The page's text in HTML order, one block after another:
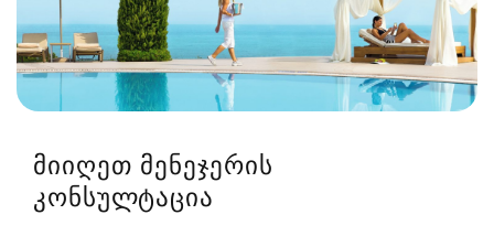
ᲛᲘᲘᲦᲔᲗ ᲛᲔᲜᲔᲯᲔᲠᲘᲡ
ᲙᲝᲜᲡᲣᲚᲢᲐᲪᲘᲐ